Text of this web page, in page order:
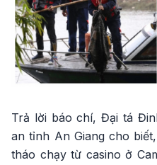
Trả lời báo chí, Đại tá
an tỉnh An Giang cho
tháo chạy từ casino ở